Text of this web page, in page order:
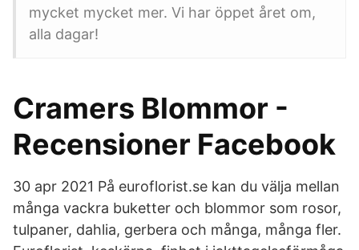
mycket mycket mer. Vi har öppet året om,
alla dagar!
Cramers Blommor -
Recensioner Facebook
30 apr 2021 På euroflorist.se kan du välja mellan
många vackra buketter och blommor som rosor,
tulpaner, dahlia, gerbera och många, många fler.